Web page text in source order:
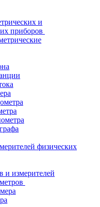
и
приборов
физических
и измерителей